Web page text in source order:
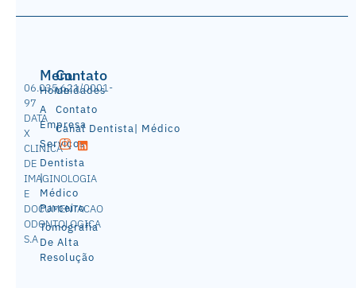
06.035.621/0001-
97
DATA
X
CLINICA
DE
IMAGINOLOGIA
E
DOCUMENTACAO
ODONTOLOGICA
S.A
Menu
Home
A
Empresa
Serviços
Dentista
|
Médico
Parceiro
Tomografia
De Alta
Resolução
Contato
Unidades
Contato
Canal Dentista| Médico